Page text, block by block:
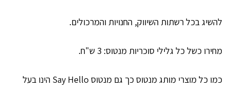
להשיג בכל רשתות השיווק, החנויות והמרכולים.
מחירו כשל כל גלילי סוכריות מנטוס: 3 ש"ח.
כמו כל מוצרי מותג מנטוס כך גם מנטוס Say Hello הינו בעל